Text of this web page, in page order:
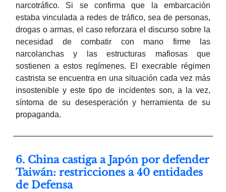
narcotráfico. Si se confirma que la embarcación
estaba vinculada a redes de tráfico, sea de personas,
drogas o armas, el caso reforzara el discurso sobre la
necesidad de combatir con mano firme las
narcolanchas y las estructuras mafiosas que
sostienen a estos regímenes. El execrable régimen
castrista se encuentra en una situación cada vez más
insostenible y este tipo de incidentes son, a la vez,
síntoma de su desesperación y herramienta de su
propaganda.
6. China castiga a Japón por defender
Taiwán: restricciones a 40 entidades
de Defensa